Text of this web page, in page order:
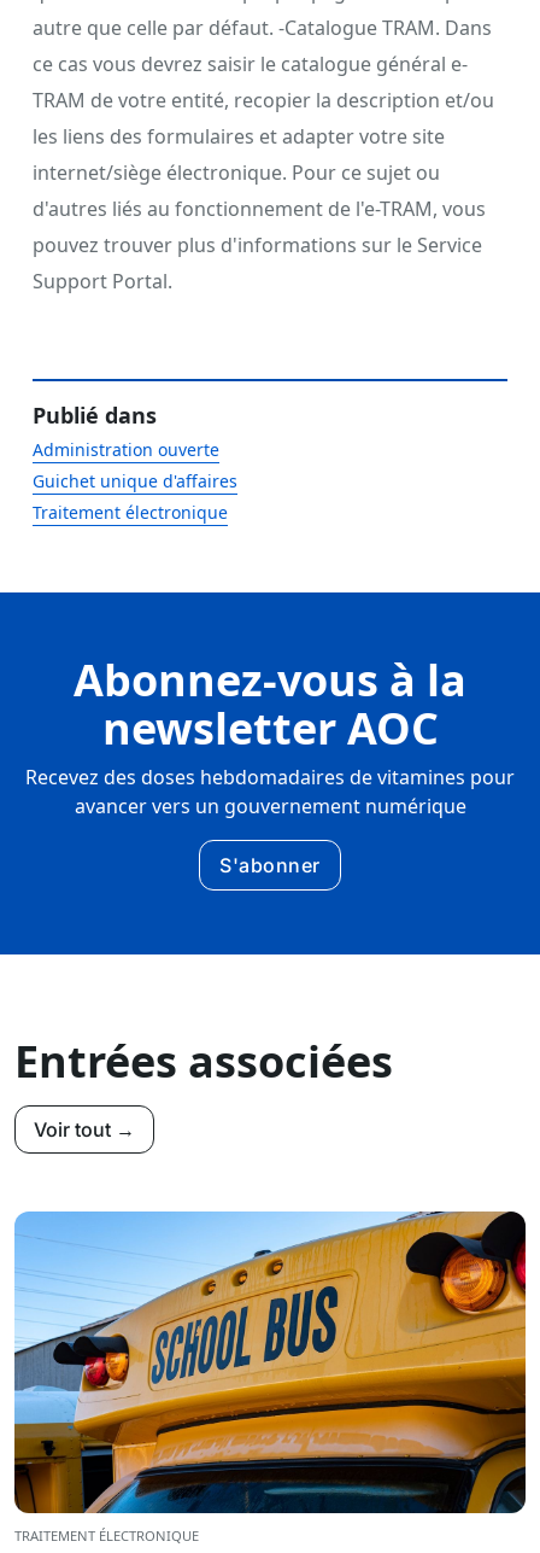
autre que celle par défaut. -Catalogue TRAM. Dans
ce cas vous devrez saisir le catalogue général e-
TRAM de votre entité, recopier la description et/ou
les liens des formulaires et adapter votre site
internet/siège électronique. Pour ce sujet ou
d'autres liés au fonctionnement de l'e-TRAM, vous
pouvez trouver plus d'informations sur le Service
Support Portal.
Publié dans
Administration ouverte
Guichet unique d'affaires
Traitement électronique
Abonnez-vous à la
newsletter AOC
Recevez des doses hebdomadaires de vitamines pour
avancer vers un gouvernement numérique
S'abonner
Entrées associées
Voir tout →
TRAITEMENT ÉLECTRONIQUE